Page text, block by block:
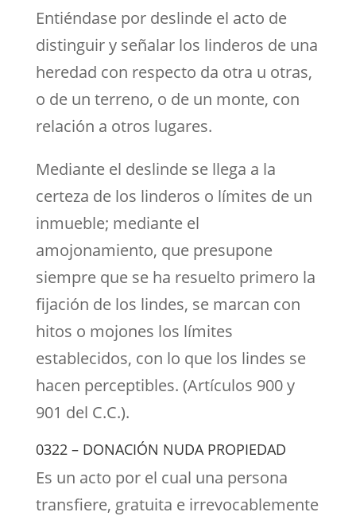
Entiéndase por deslinde el acto de
distinguir y señalar los linderos de una
heredad con respecto da otra u otras,
o de un terreno, o de un monte, con
relación a otros lugares.
Mediante el deslinde se llega a la
certeza de los linderos o límites de un
inmueble; mediante el
amojonamiento, que presupone
siempre que se ha resuelto primero la
fijación de los lindes, se marcan con
hitos o mojones los límites
establecidos, con lo que los lindes se
hacen perceptibles. (Artículos 900 y
901 del C.C.).
0322 – DONACIÓN NUDA PROPIEDAD
Es un acto por el cual una persona
transfiere, gratuita e irrevocablemente